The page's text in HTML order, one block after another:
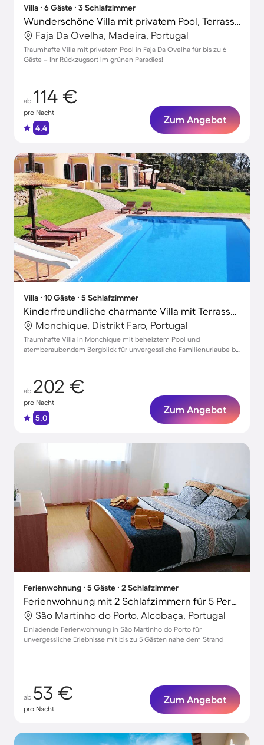
Villa ∙ 6 Gäste ∙ 3 Schlafzimmer
Wunderschöne Villa mit privatem Pool, Terrasse und Garten
Faja Da Ovelha, Madeira, Portugal
Traumhafte Villa mit privatem Pool in Faja Da Ovelha für bis zu 6
Gäste – Ihr Rückzugsort im grünen Paradies!
ab 114 €
pro Nacht
4.4
Zum Angebot
Villa ∙ 10 Gäste ∙ 5 Schlafzimmer
Kinderfreundliche charmante Villa mit Terrasse, Garten und privatem Pool | Bergblick
Monchique, Distrikt Faro, Portugal
Traumhafte Villa in Monchique mit beheiztem Pool und
atemberaubendem Bergblick für unvergessliche Familienurlaube bis
ab 202 €
pro Nacht
5.0
Zum Angebot
Ferienwohnung ∙ 5 Gäste ∙ 2 Schlafzimmer
Ferienwohnung mit 2 Schlafzimmern für 5 Personen
São Martinho do Porto, Alcobaça, Portugal
Einladende Ferienwohnung in São Martinho do Porto für
unvergessliche Erlebnisse mit bis zu 5 Gästen nahe dem Strand
ab 53 €
pro Nacht
Zum Angebot